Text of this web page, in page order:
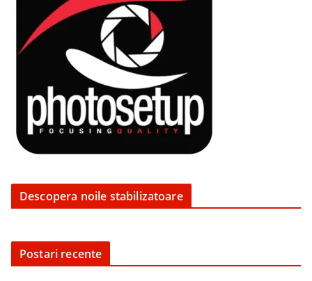
Descopera noile stabilizatoare
Postari recente